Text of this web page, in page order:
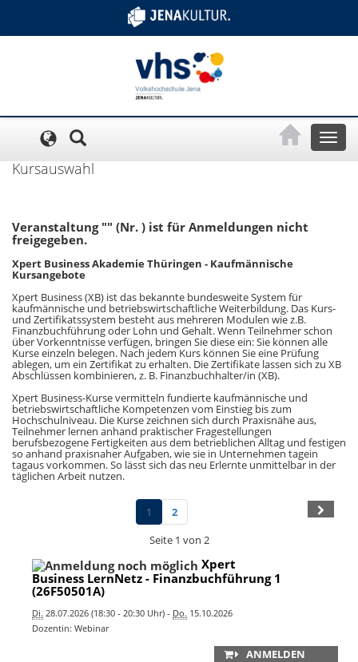
Toggle
Kursauswahl
Veranstaltung "" (Nr. ) ist für Anmeldungen nicht
freigegeben.
Xpert Business Akademie Thüringen - Kaufmännische
Kursangebote
Xpert Business (XB) ist das bekannte bundesweite System für
kaufmännische und betriebswirtschaftliche Weiterbildung. Das Kurs-
und Zertifikatssystem besteht aus mehreren Modulen wie z.B.
Finanzbuchführung oder Lohn und Gehalt. Wenn Teilnehmer schon
über Vorkenntnisse verfügen, bringen Sie diese ein: Sie können alle
Kurse einzeln belegen. Nach jedem Kurs können Sie eine Prüfung
ablegen, um ein Zertifikat zu erhalten. Die Zertifikate lassen sich zu XB
Abschlüssen kombinieren, z. B. Finanzbuchhalter/in (XB).
Xpert Business-Kurse vermitteln fundierte kaufmännische und
betriebswirtschaftliche Kompetenzen vom Einstieg bis zum
Hochschulniveau. Die Kurse zeichnen sich durch Praxisnähe aus,
Teilnehmer lernen anhand praktischer Fragestellungen
berufsbezogene Fertigkeiten aus dem betrieblichen Alltag und festigen
so anhand praxisnaher Aufgaben, wie sie in Unternehmen tagein
tagaus vorkommen. So lässt sich das neu Erlernte unmittelbar in der
täglichen Arbeit nutzen.
1
2
Seite 1 von 2
Xpert
Business LernNetz - Finanzbuchführung 1
(26F50501A)
Di. 28.07.2026 (18:30 - 20:30 Uhr) - Do. 15.10.2026
Dozentin: Webinar
ANMELDEN